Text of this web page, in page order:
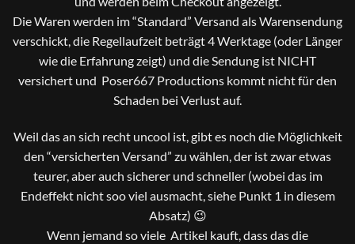
Die Waren werden im “Standard” Versand als Warensendung
verschickt, die Regellaufzeit beträgt 4 Werktage (oder Länger
wie die Erfahrung zeigt) und die Sendung ist NICHT
versichert und Poser667 Productions kommt nicht für den
Schaden bei Verlust auf.
Weil das an sich recht uncool ist, gibt es noch die Möglichkeit
den “versicherten Versand” zu wählen, der ist zwar etwas
teurer, aber auch sicherer und schneller (wobei das im
Endeffekt nicht soo viel ausmacht, siehe Punkt 1 in diesem
Absatz) 😉
Wenn jemand so viele Artikel kauft, dass das die